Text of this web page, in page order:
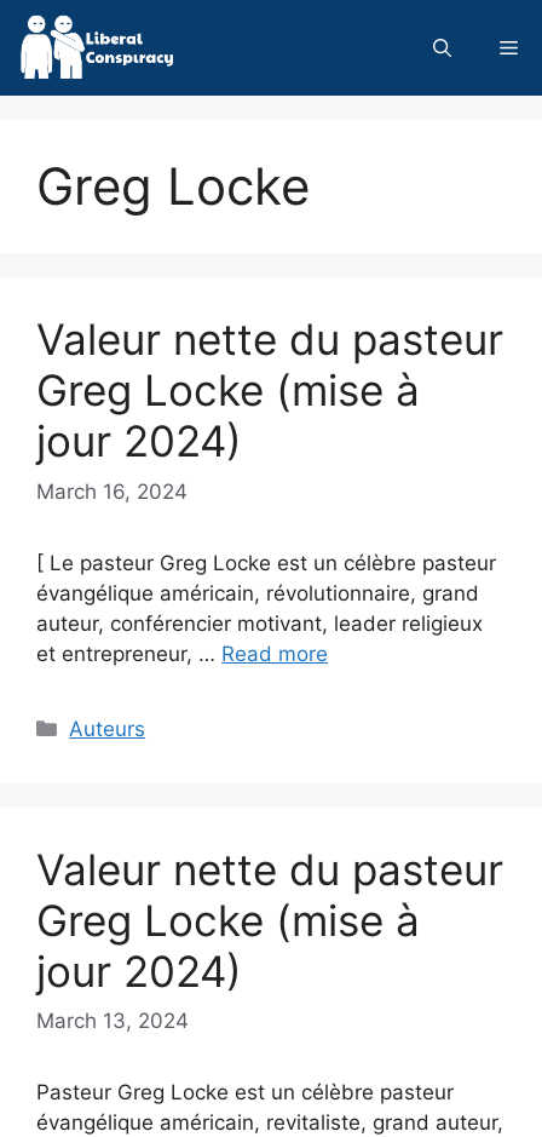
Skip
content
Greg Locke
Valeur nette du pasteur
Greg Locke (mise à
jour 2024)
March 16, 2024
[ Le pasteur Greg Locke est un célèbre pasteur
évangélique américain, révolutionnaire, grand
auteur, conférencier motivant, leader religieux
et entrepreneur, … Read more
Categories
Auteurs
Valeur nette du pasteur
Greg Locke (mise à
jour 2024)
March 13, 2024
Pasteur Greg Locke est un célèbre pasteur
évangélique américain, revitaliste, grand auteur,